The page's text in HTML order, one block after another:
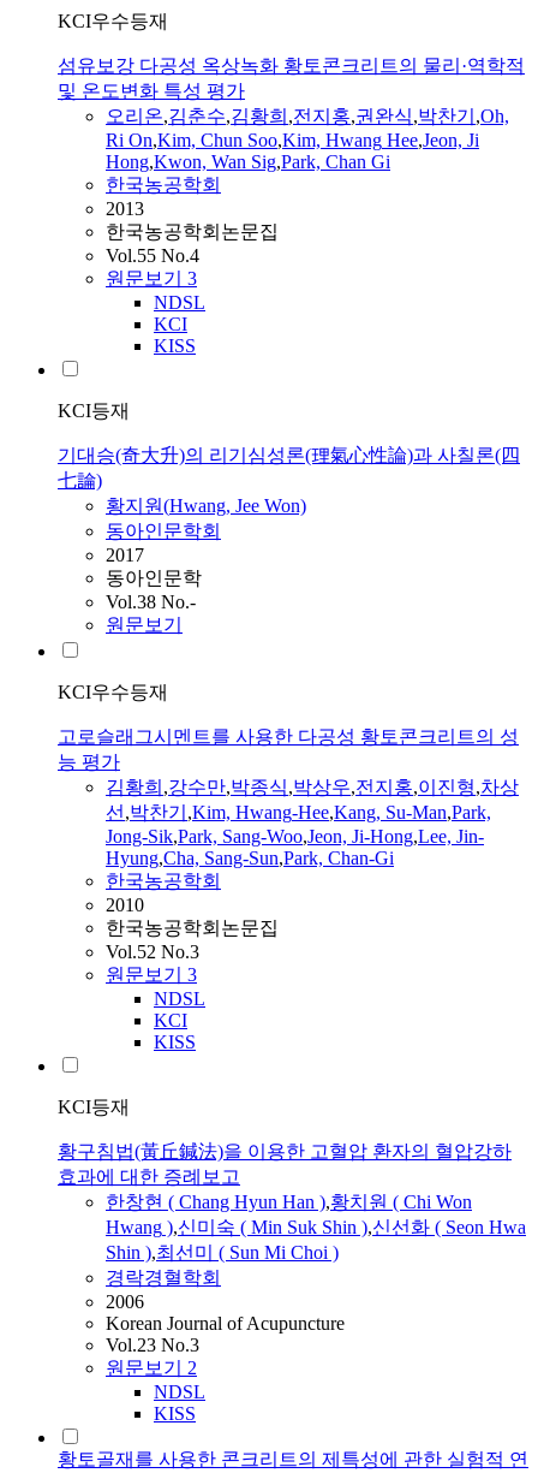
KCI우수등재
섬유보강 다공성 옥상녹화 황토콘크리트의 물리·역학적
및 온도변화 특성 평가
오리온,김춘수,김황희 ,전지홍,권완식,박찬기 ,Oh,
Ri On,Kim, Chun Soo,Kim, Hwang Hee,Jeon, Ji
Hong,Kwon, Wan Sig,Park, Chan Gi
한국농공학회
2013
한국농공학회논문집
Vol.55 No.4
원문보기 3
NDSL
KCI
KISS
KCI등재
기대승(奇大升)의 리기심성론(理氣心性論)과 사칠론(四
七論)
황지원(Hwang, Jee Won)
동아인문학회
2017
동아인문학
Vol.38 No.-
원문보기
KCI우수등재
고로슬래그시멘트를 사용한 다공성 황토콘크리트의 성
능 평가
김황희 ,강수만,박종식,박상우,전지홍,이진형,차상
선,박찬기 ,Kim, Hwang-Hee,Kang, Su-Man,Park,
Jong-Sik,Park, Sang-Woo,Jeon, Ji-Hong,Lee, Jin-
Hyung,Cha, Sang-Sun,Park, Chan-Gi
한국농공학회
2010
한국농공학회논문집
Vol.52 No.3
원문보기 3
NDSL
KCI
KISS
KCI등재
황구침법(黃丘鍼法)을 이용한 고혈압 환자의 혈압강하
효과에 대한 증례보고
한창현 ( Chang Hyun Han ),황치원 ( Chi Won
Hwang ),신미숙 ( Min Suk Shin ),신선화 ( Seon Hwa
Shin ),최선미 ( Sun Mi Choi )
경락경혈학회
2006
Korean Journal of Acupuncture
Vol.23 No.3
원문보기 2
NDSL
KISS
황토골재를 사용한 콘크리트의 제특성에 관한 실험적 연